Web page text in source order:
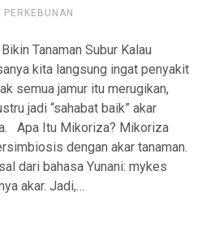
Tanaman Subur Kalau
kita langsung ingat penyakit
semua jamur itu merugikan,
jadi “sahabat baik” akar
Apa Itu Mikoriza? Mikoriza
dengan akar tanaman.
dari bahasa Yunani: mykes
akar. Jadi,…